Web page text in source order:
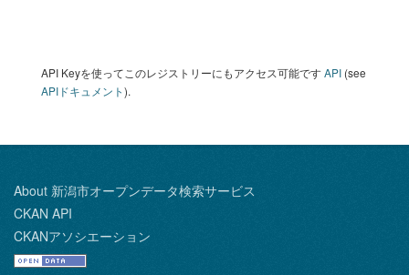
API Keyを使ってこのレジストリーにもアクセス可能ですAPI (see
APIドキュメント).
About 新潟市オープンデータ検索サービス
CKAN API
CKANアソシエーション